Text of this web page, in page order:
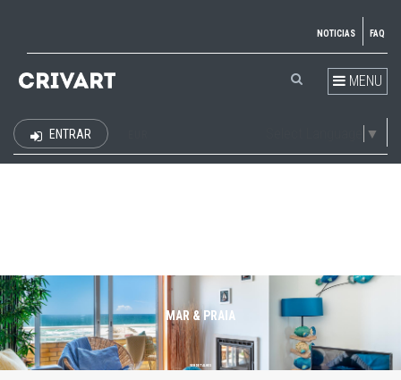
NOTICIAS FAQ
MENU
▼
ENTRAR
MAR & PRAIA
VER DETALHES